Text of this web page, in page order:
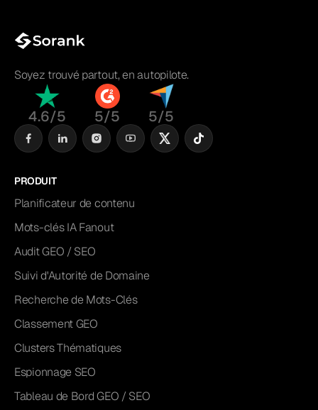
Soyez trouvé partout, en autopilote.
4.6/5 5/5 5/5
PRODUIT
Planificateur de contenu
Mots-clés IA Fanout
Audit GEO / SEO
Suivi d'Autorité de Domaine
Recherche de Mots-Clés
Classement GEO
Clusters Thématiques
Espionnage SEO
Tableau de Bord GEO / SEO